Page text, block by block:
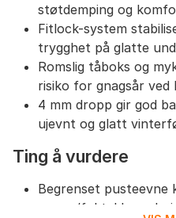
støtdemping og
Fitlock-system
trygghet på glatte
Romslig tåboks og
risiko for gnagsår
4 mm dropp gir god
ujevnt og glatt
Ting å vurdere
Begrenset pusteevne
varme/